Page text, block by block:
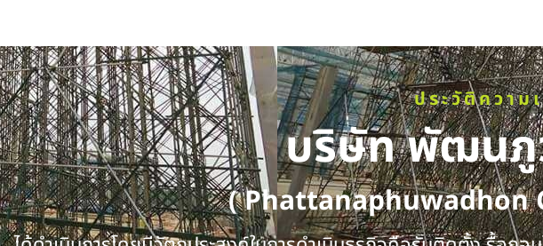
ประวัติความ
บริษัท พัฒนภู
( Phattanaphuwadhon